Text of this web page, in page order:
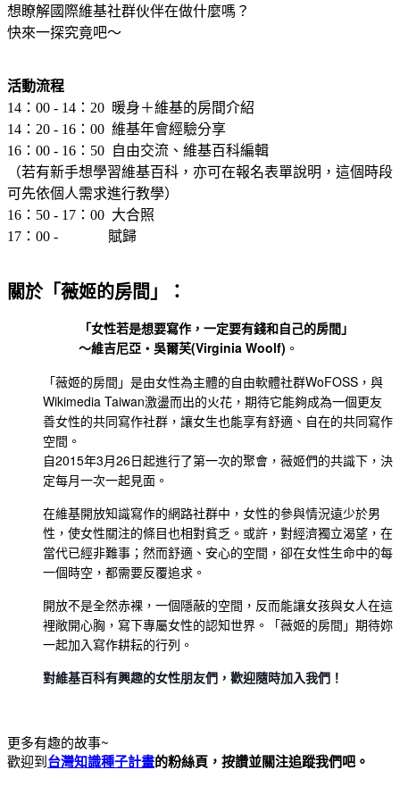
想瞭解國際維基社群伙伴在做什麼嗎？
快來一探究竟吧～
活動流程
14：00 - 14：20 暖身＋維基的房間介紹
14：20 - 16：00 維基年會經驗分享
16：00 - 16：50 自由交流、維基百科編輯
（若有新手想學習維基百科，亦可在報名表單說明，這個時段
可先依個人需求進行教學）
16：50 - 17：00 大合照
17：00 - 賦歸
關於「薇姬的房間」：
「女性若是想要寫作，一定要有錢和自己的房間」
～維吉尼亞・吳爾芙(Virginia Woolf) 。
「薇姬的房間」是由女性為主體的自由軟體社群WoFOSS，與
Wikimedia Taiwan激盪而出的火花，期待它能夠成為一個更友
善女性的共同寫作社群，讓女生也能享有舒適、自在的共同寫作
空間。
自2015年3月26日起進行了第一次的聚會，薇姬們的共識下，決
定每月一次一起見面。
在維基開放知識寫作的網路社群中，女性的參與情況遠少於男
性，使女性關注的條目也相對貧乏。或許，對經濟獨立渴望，在
當代已經非難事；然而舒適、安心的空間，卻在女性生命中的每
一個時空，都需要反覆追求。
開放不是全然赤裸，一個隱蔽的空間，反而能讓女孩與女人在這
裡敞開心胸，寫下專屬女性的認知世界。「薇姬的房間」期待妳
一起加入寫作耕耘的行列。
對維基百科有興趣的女性朋友們，歡迎隨時加入我們！
更多有趣的故事~
歡迎到台灣知識種子計畫的粉絲頁，按讚並關注追蹤我們吧。